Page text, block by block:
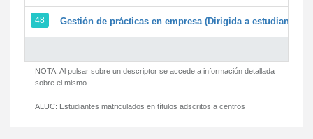
48 Gestión de prácticas en empresa (Dirigida a estudiantes)
NOTA: Al pulsar sobre un descriptor se accede a información detallada
sobre el mismo.
ALUC: Estudiantes matriculados en títulos adscritos a centros